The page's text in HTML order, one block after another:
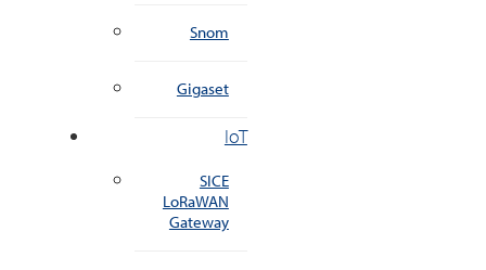
Snom
Gigaset
IoT
SICE
LoRaWAN
Gateway